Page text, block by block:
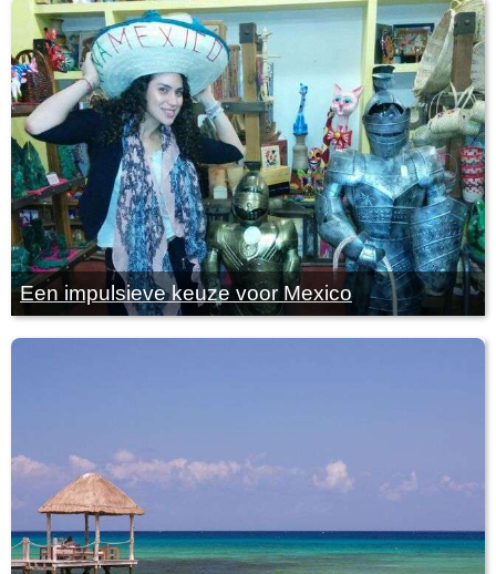
Een impulsieve keuze voor Mexico